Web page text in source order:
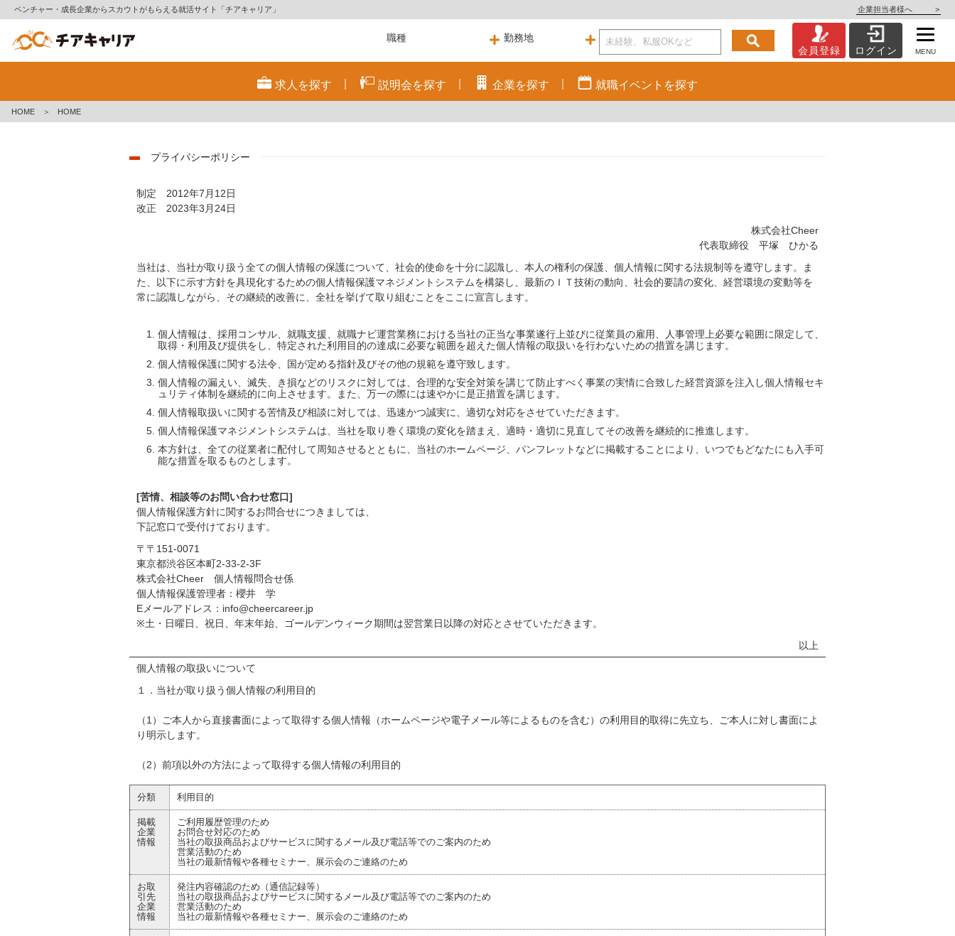
ベンチャー・成長企業からスカウトがもらえる就活サイト「チアキャリア」 企業担当者様へ >
E
会員登録 ログイン MENU
求人を探す 説明会を探す 企業を探す 就職イベント を探す
HOME ＞ HOME
プライバシーポリシー
制定 2012年7月12日
改正 2023年3月24日
株式会社Cheer
代表取締役 平塚 ひかる
当社は、当社が取り扱う全ての個人情報の保護について、社会的使命を十分に認識し、本人の権利の保護、個人情報に関する法規制等を遵守します。ま
た、以下に示す方針を具現化するための個人情報保護マネジメントシステムを構築し、最新のＩＴ技術の動向、社会的要請の変化、経営環境の変動等を
常に認識しながら、その継続的改善に、全社を挙げて取り組むことをここに宣言します。
個人情報は、採用コンサル、就職支援、就職ナビ運営業務における当社の正当な事業遂行上並びに従業員の雇用、人事管理上必要な範囲に限定して、
取得・利用及び提供をし、特定された利用目的の達成に必要な範囲を超えた個人情報の取扱いを行わないための措置を講じます。
個人情報保護に関する法令、国が定める指針及びその他の規範を遵守致します。
個人情報の漏えい、滅失、き損などのリスクに対しては、合理的な安全対策を講じて防止すべく事業の実情に合致した経営資源を注入し個人情報セキ
ュリティ体制を継続的に向上させます。また、万一の際には速やかに是正措置を講じます。
個人情報取扱いに関する苦情及び相談に対しては、迅速かつ誠実に、適切な対応をさせていただきます。
個人情報保護マネジメントシステムは、当社を取り巻く環境の変化を踏まえ、適時・適切に見直してその改善を継続的に推進します。
本方針は、全ての従業者に配付して周知させるとともに、当社のホームページ、パンフレットなどに掲載することにより、いつでもどなたにも入手可
能な措置を取るものとします。
[苦情、相談等のお問い合わせ窓口]
個人情報保護方針に関するお問合せにつきましては、
下記窓口で受付けております。
〒〒151-0071
東京都渋谷区本町2-33-2-3F
株式会社Cheer 個人情報問合せ係
個人情報保護管理者：櫻井 学
Eメールアドレス：info@cheercareer.jp
※土・日曜日、祝日、年末年始、ゴールデンウィーク期間は翌営業日以降の対応とさせていただきます。
以上
個人情報の取扱いについて
１．当社が取り扱う個人情報の利用目的
（1）ご本人から直接書面によって取得する個人情報（ホームページや電子メール等によるものを含む）の利用目的取得に先立ち、ご本人に対し書面によ
り明示します。
（2）前項以外の方法によって取得する個人情報の利用目的
分類 利用目的
掲載
企業
情報
ご利用履歴管理のため
お問合せ対応のため
当社の取扱商品およびサービスに関するメール及び電話等でのご案内のため
営業活動のため
当社の最新情報や各種セミナー、展示会のご連絡のため
お取
引先
企業
情報
発注内容確認のため（通信記録等）
当社の取扱商品およびサービスに関するメール及び電話等でのご案内のため
営業活動のため
当社の最新情報や各種セミナー、展示会のご連絡のため